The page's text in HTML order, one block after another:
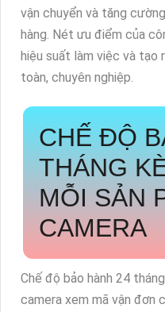
vận chuyển và tăng
hàng. Nét ưu điểm của
hiệu suất làm việc và tạo
toàn, chuyên nghiệp.
CHẾ ĐỘ
THÁNG
MỖI SẢN
CAMERA
Chế độ bảo hành 24
camera xem mã vận đơn